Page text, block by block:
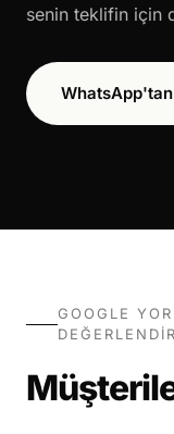
senin teklifin için
GOOGLE